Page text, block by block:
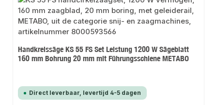
Handkreissäge KS 55 FS Set Leistung 1200 W Sägeblatt
160 mm Bohrung 20 mm mit Führungsschiene METABO
Direct leverbaar, levertijd 4-5 dagen